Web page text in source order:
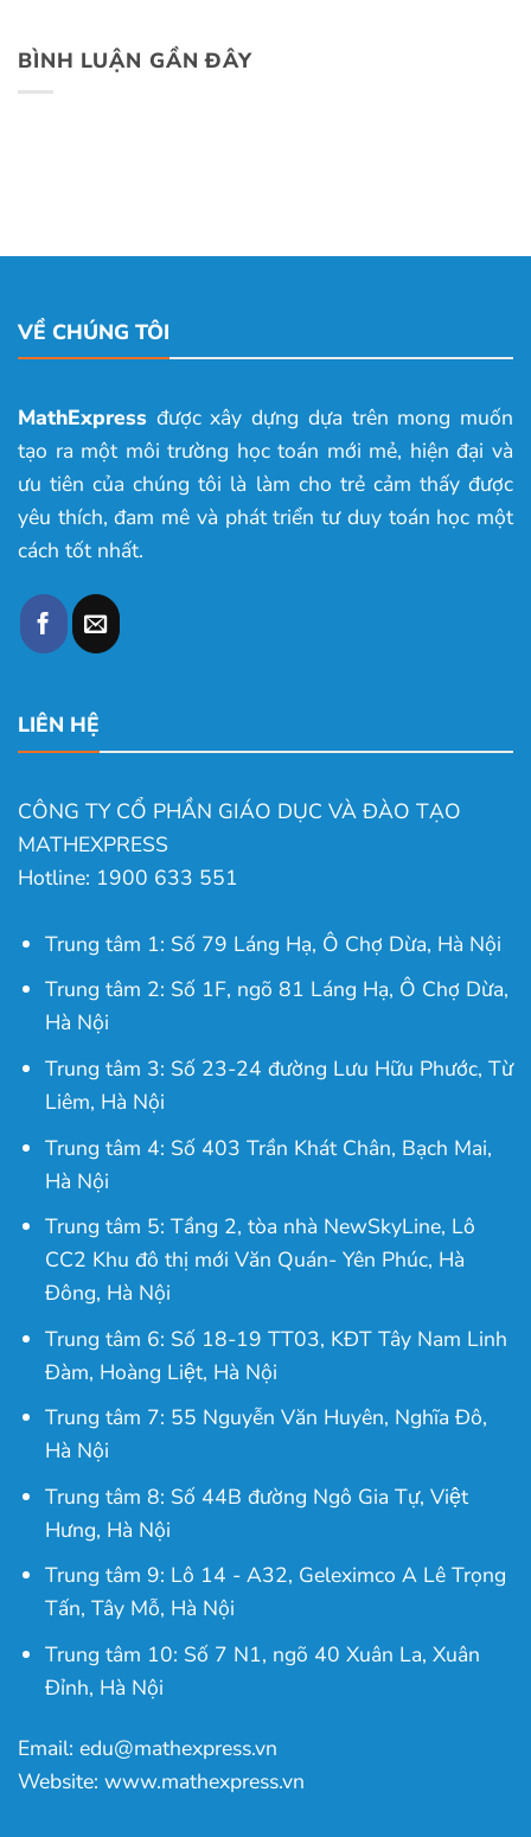
BÌNH LUẬN GẦN ĐÂY
VỀ CHÚNG TÔI
MathExpress được xây dựng dựa trên mong muốn
tạo ra một môi trường học toán mới mẻ, hiện đại và
ưu tiên của chúng tôi là làm cho trẻ cảm thấy được
yêu thích, đam mê và phát triển tư duy toán học một
cách tốt nhất.
LIÊN HỆ
CÔNG TY CỔ PHẦN GIÁO DỤC VÀ ĐÀO TẠO
MATHEXPRESS
Hotline: 1900 633 551
Trung tâm 1: Số 79 Láng Hạ, Ô Chợ Dừa, Hà Nội
Trung tâm 2: Số 1F, ngõ 81 Láng Hạ, Ô Chợ Dừa,
Hà Nội
Trung tâm 3: Số 23-24 đường Lưu Hữu Phước, Từ
Liêm, Hà Nội
Trung tâm 4: Số 403 Trần Khát Chân, Bạch Mai,
Hà Nội
Trung tâm 5: Tầng 2, tòa nhà NewSkyLine, Lô
CC2 Khu đô thị mới Văn Quán- Yên Phúc, Hà
Đông, Hà Nội
Trung tâm 6: Số 18-19 TT03, KĐT Tây Nam Linh
Đàm, Hoàng Liệt, Hà Nội
Trung tâm 7: 55 Nguyễn Văn Huyên, Nghĩa Đô,
Hà Nội
Trung tâm 8: Số 44B đường Ngô Gia Tự, Việt
Hưng, Hà Nội
Trung tâm 9: Lô 14 - A32, Geleximco A Lê Trọng
Tấn, Tây Mỗ, Hà Nội
Trung tâm 10: Số 7 N1, ngõ 40 Xuân La, Xuân
Đỉnh, Hà Nội
Email: edu@mathexpress.vn
Website: www.mathexpress.vn